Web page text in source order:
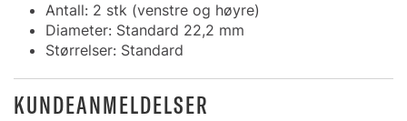
Antall: 2 stk (venstre og høyre)
Diameter: Standard 22,2 mm
Størrelser: Standard
KUNDEANMELDELSER